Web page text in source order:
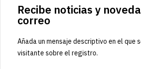
Recibe noticias y
correo
Añada un mensaje descriptivo en el que
visitante sobre el registro.